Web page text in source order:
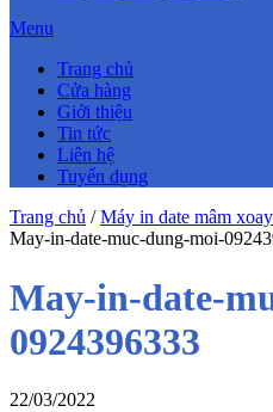
Menu
Trang chủ
Cửa hàng
Giới thiệu
Tin tức
Liên hệ
Tuyển dụng
Trang chủ /Máy in date mâm
May-in-date-muc-dung-moi-
May-in-date-
0924396333
22/03/2022